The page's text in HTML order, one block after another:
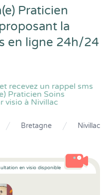
Praticien
la
en ligne 24h/24
recevez un rappel sms
Praticien Soins
visio à Nivillac
Bretagne Nivillac
en visio disponible